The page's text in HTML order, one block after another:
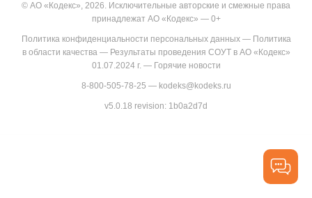
© АО «Кодекс», 2026. Исключительные авторские и смежные права
принадлежат АО «Кодекс» — 0+
Политика конфиденциальности персональных данных— Политика
в области качества— Результаты проведения СОУТ в АО «Кодекс»
01.07.2024 г.— Горячие новости
8-800-505-78-25 — kodeks@kodeks.ru
v5.0.18 revision: 1b0a2d7d